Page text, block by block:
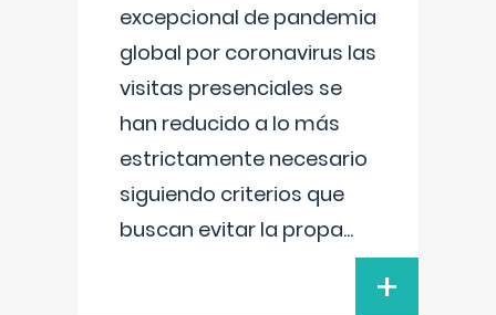
excepcional de pandemia
global por coronavirus las
visitas presenciales se
han reducido a lo más
estrictamente necesario
siguiendo criterios que
buscan evitar la propa...
+